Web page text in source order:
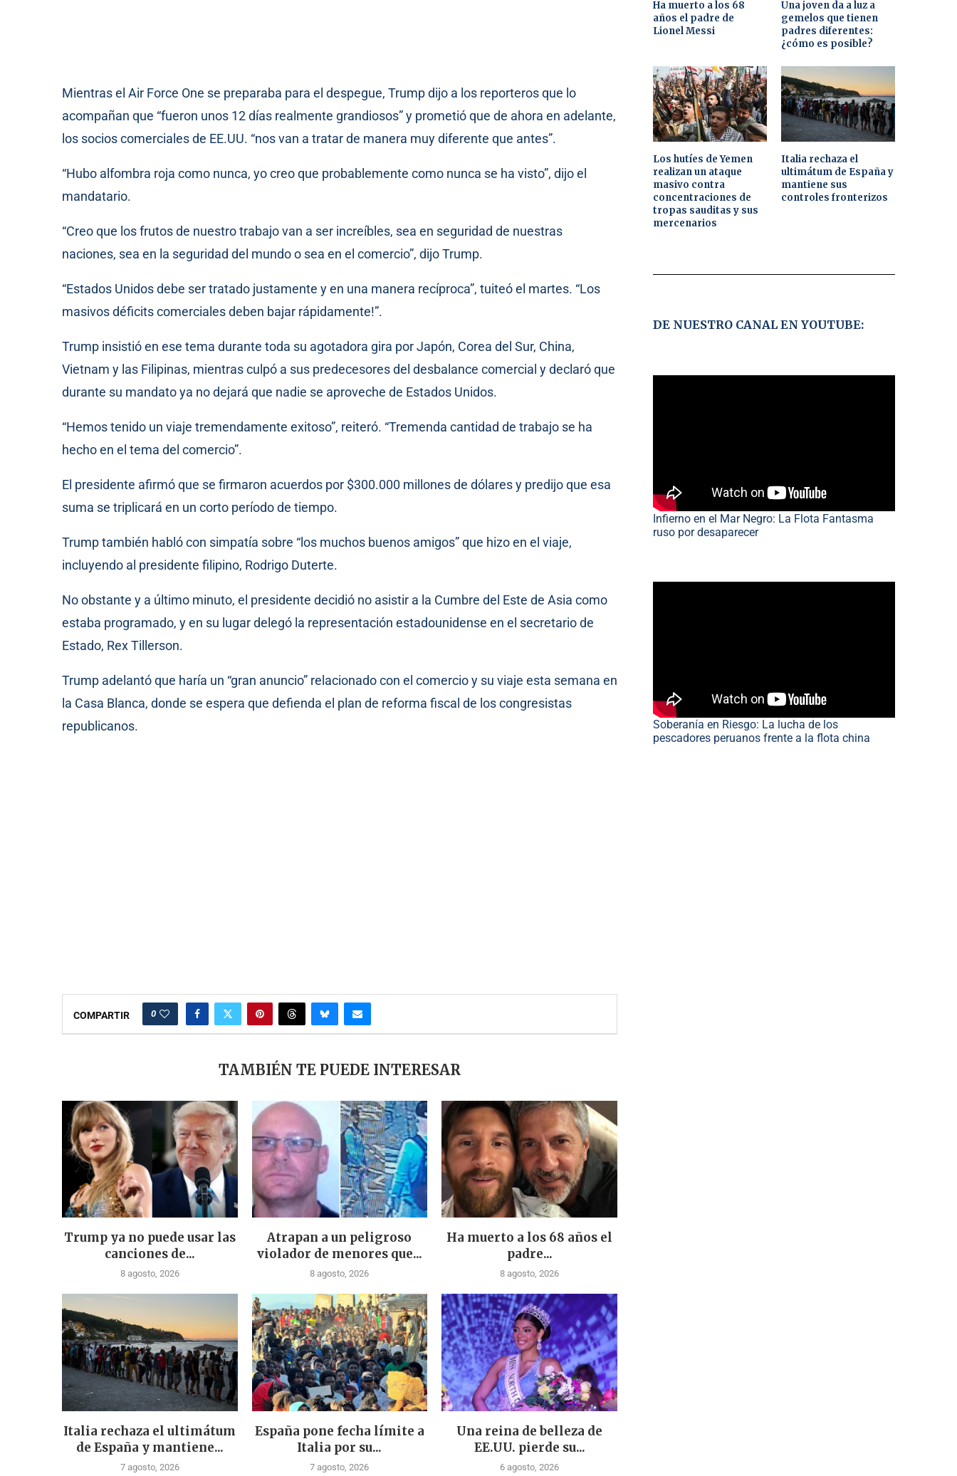
Mientras el Air Force One se preparaba para el despegue, Trump dijo a los reporteros que lo
acompañan que “fueron unos 12 días realmente grandiosos” y prometió que de ahora en adelante,
los socios comerciales de EE.UU. “nos van a tratar de manera muy diferente que antes”.
“Hubo alfombra roja como nunca, yo creo que probablemente como nunca se ha visto”, dijo el
mandatario.
“Creo que los frutos de nuestro trabajo van a ser increíbles, sea en seguridad de nuestras
naciones, sea en la seguridad del mundo o sea en el comercio”, dijo Trump.
“Estados Unidos debe ser tratado justamente y en una manera recíproca”, tuiteó el martes. “Los
masivos déficits comerciales deben bajar rápidamente!”.
Trump insistió en ese tema durante toda su agotadora gira por Japón, Corea del Sur, China,
Vietnam y las Filipinas, mientras culpó a sus predecesores del desbalance comercial y declaró que
durante su mandato ya no dejará que nadie se aproveche de Estados Unidos.
“Hemos tenido un viaje tremendamente exitoso”, reiteró. “Tremenda cantidad de trabajo se ha
hecho en el tema del comercio”.
El presidente afirmó que se firmaron acuerdos por $300.000 millones de dólares y predijo que esa
suma se triplicará en un corto período de tiempo.
Trump también habló con simpatía sobre “los muchos buenos amigos” que hizo en el viaje,
incluyendo al presidente filipino, Rodrigo Duterte.
No obstante y a último minuto, el presidente decidió no asistir a la Cumbre del Este de Asia como
estaba programado, y en su lugar delegó la representación estadounidense en el secretario de
Estado, Rex Tillerson.
Trump adelantó que haría un “gran anuncio” relacionado con el comercio y su viaje esta semana en
la Casa Blanca, donde se espera que defienda el plan de reforma fiscal de los congresistas
republicanos.
COMPARTIR 0
TAMBIÉN TE PUEDE INTERESAR
Trump ya no puede usar las
canciones de...
8 agosto, 2026
Atrapan a un peligroso
violador de menores que...
8 agosto, 2026
Ha muerto a los 68 años el
padre...
8 agosto, 2026
Italia rechaza el ultimátum
de España y mantiene...
7 agosto, 2026
España pone fecha límite a
Italia por su...
7 agosto, 2026
Una reina de belleza de
EE.UU. pierde su...
6 agosto, 2026
Ha muerto a los 68
años el padre de
Lionel Messi
Una joven da a luz a
gemelos que tienen
padres diferentes:
¿cómo es posible?
Los hutíes de Yemen
realizan un ataque
masivo contra
concentraciones de
tropas sauditas y sus
mercenarios
Italia rechaza el
ultimátum de España y
mantiene sus
controles fronterizos
DE NUESTRO CANAL EN YOUTUBE:
Infierno en el Mar Negro: La Flota Fantasma
ruso por desaparecer
Soberanía en Riesgo: La lucha de los
pescadores peruanos frente a la flota china